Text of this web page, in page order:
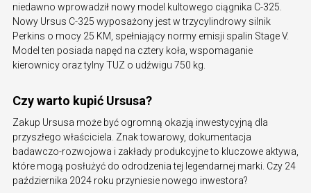
niedawno wprowadził nowy model kultowego ciągnika C-325.
Nowy Ursus C-325 wyposażony jest w trzycylindrowy silnik
Perkins o mocy 25 KM, spełniający normy emisji spalin Stage V.
Model ten posiada napęd na cztery koła, wspomaganie
kierownicy oraz tylny TUZ o udźwigu 750 kg.
Czy warto kupić Ursusa?
Zakup Ursusa może być ogromną okazją inwestycyjną dla
przyszłego właściciela. Znak towarowy, dokumentacja
badawczo-rozwojowa i zakłady produkcyjne to kluczowe aktywa,
które mogą posłużyć do odrodzenia tej legendarnej marki. Czy 24
października 2024 roku przyniesie nowego inwestora?